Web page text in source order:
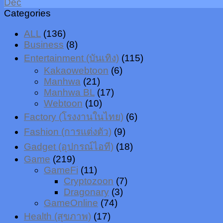
Categories
ALL (136)
Business (8)
Entertainment (บันเทิง) (115)
Kakaowebtoon (6)
Manhwa (21)
Manhwa BL (17)
Webtoon (10)
Factory (โรงงานในไทย) (6)
Fashion (การแต่งตัว) (9)
Gadget (อุปกรณ์ไอที) (18)
Game (219)
GameFi (11)
Cryptozoon (7)
Dragonary (3)
GameOnline (74)
Health (สุขภาพ) (17)